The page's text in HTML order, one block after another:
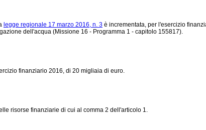
legge regionale 17 marzo 2016, n. 3 è incrementata, per l'esercizio
dell'acqua (Missione 16 - Programma 1 - capitolo 155817).
finanziario 2016, di 20 migliaia di euro.
risorse finanziarie di cui al comma 2 dell'articolo 1.